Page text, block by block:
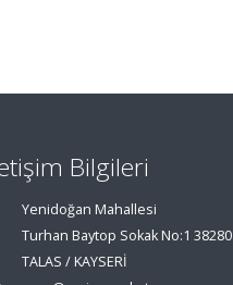
Bilgileri
Yenidoğan Mahallesi
Turhan Baytop Sokak No:1 38280
TALAS / KAYSERİ